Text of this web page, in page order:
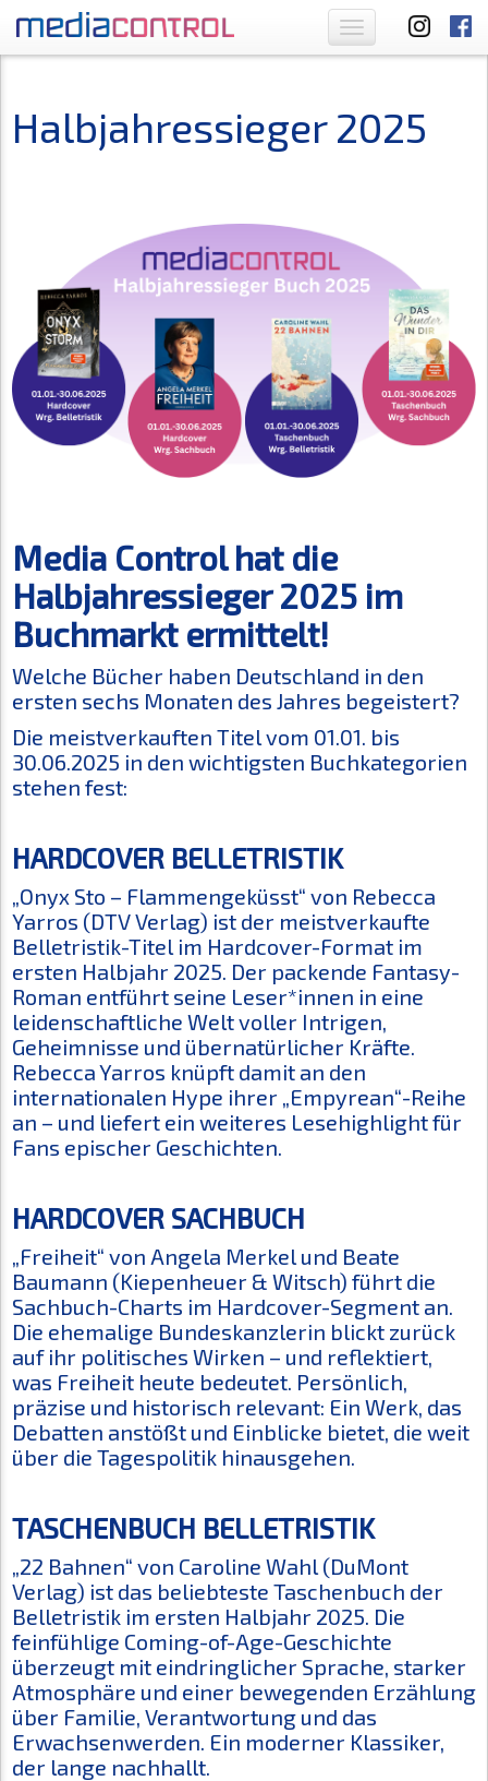
Toggle
navigation
Halbjahressieger 2025
Media Control hat die
Halbjahressieger 2025 im
Buchmarkt ermittelt!
Welche Bücher haben Deutschland in den
ersten sechs Monaten des Jahres begeistert?
Die meistverkauften Titel vom 01.01. bis
30.06.2025 in den wichtigsten Buchkategorien
stehen fest:
HARDCOVER BELLETRISTIK
„Onyx Sto – Flammengeküsst“ von Rebecca
Yarros (DTV Verlag) ist der meistverkaufte
Belletristik-Titel im Hardcover-Format im
ersten Halbjahr 2025. Der packende Fantasy-
Roman entführt seine Leser*innen in eine
leidenschaftliche Welt voller Intrigen,
Geheimnisse und übernatürlicher Kräfte.
Rebecca Yarros knüpft damit an den
internationalen Hype ihrer „Empyrean“-Reihe
an – und liefert ein weiteres Lesehighlight für
Fans epischer Geschichten.
HARDCOVER SACHBUCH
„Freiheit“ von Angela Merkel und Beate
Baumann (Kiepenheuer & Witsch) führt die
Sachbuch-Charts im Hardcover-Segment an.
Die ehemalige Bundeskanzlerin blickt zurück
auf ihr politisches Wirken – und reflektiert,
was Freiheit heute bedeutet. Persönlich,
präzise und historisch relevant: Ein Werk, das
Debatten anstößt und Einblicke bietet, die weit
über die Tagespolitik hinausgehen.
TASCHENBUCH BELLETRISTIK
„22 Bahnen“ von Caroline Wahl (DuMont
Verlag) ist das beliebteste Taschenbuch der
Belletristik im ersten Halbjahr 2025. Die
feinfühlige Coming-of-Age-Geschichte
überzeugt mit eindringlicher Sprache, starker
Atmosphäre und einer bewegenden Erzählung
über Familie, Verantwortung und das
Erwachsenwerden. Ein moderner Klassiker,
der lange nachhallt.